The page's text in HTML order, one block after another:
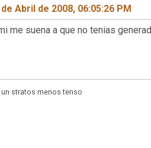
Abril de 2008, 06:05:26 PM
me suena a que no tenias
un stratos menos tenso